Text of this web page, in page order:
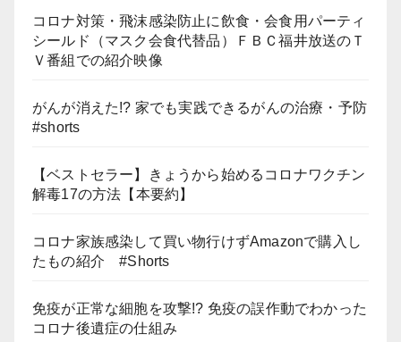
コロナ対策・飛沫感染防止に飲食・会食用パーティ
シールド（マスク会食代替品）ＦＢＣ福井放送のＴ
Ｖ番組での紹介映像
がんが消えた!? 家でも実践できるがんの治療・予防
#shorts
【ベストセラー】きょうから始めるコロナワクチン
解毒17の方法【本要約】
コロナ家族感染して買い物行けずAmazonで購入し
たもの紹介 #Shorts
免疫が正常な細胞を攻撃!? 免疫の誤作動でわかった
コロナ後遺症の仕組み